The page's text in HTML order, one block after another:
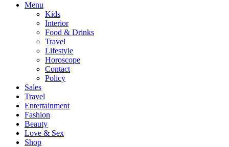
Menu
Kids
Interior
Food & Drinks
Travel
Lifestyle
Horoscope
Contact
Policy
Sales
Travel
Entertainment
Fashion
Beauty
Love & Sex
Shop